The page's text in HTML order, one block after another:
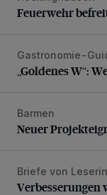
Feuerwehr
„Goldenes W“:
Gastronomie-
„Goldenes W“:
Neuer
Barmen
Neuer
Verbesserungen
Briefe von
Verbesserungen